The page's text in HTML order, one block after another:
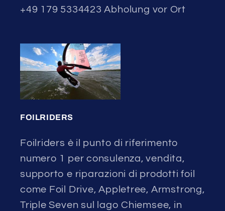
+49 179 5334423 Abholung vor Ort
FOILRIDERS
Foilriders è il punto di riferimento
numero 1 per consulenza, vendita,
supporto e riparazioni di prodotti foil
come Foil Drive, Appletree, Armstrong,
Triple Seven sul lago Chiemsee, in